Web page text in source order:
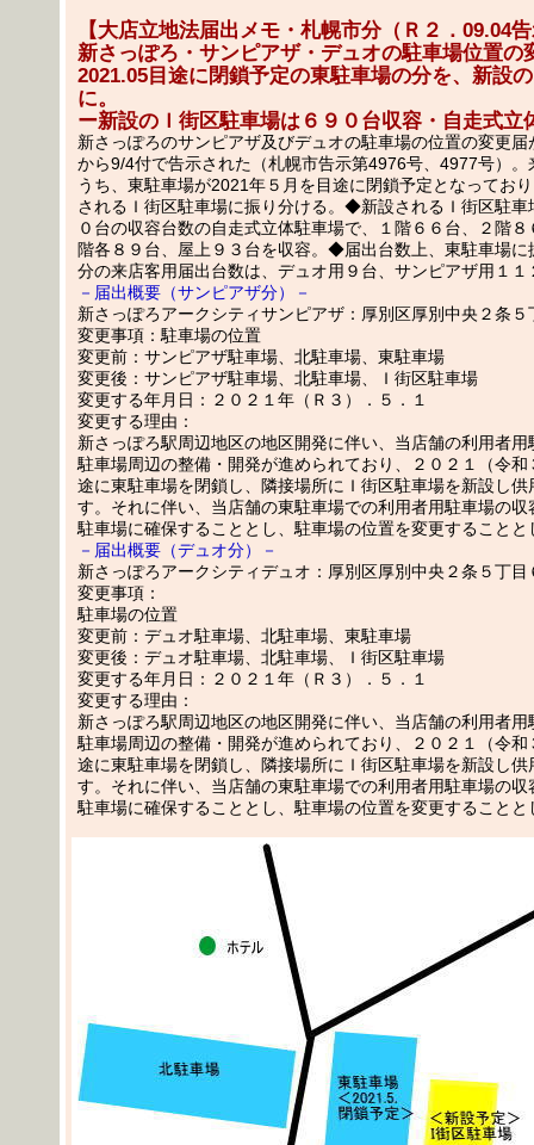
【大店立地法届出メモ・札幌市分（Ｒ２．09.04
新さっぽろ・サンピアザ・デュオの駐車場位置の
2021.05目途に閉鎖予定の東駐車場の分を、新設
に。
ー新設のＩ街区駐車場は６９０台収容・自走式立
新さっぽろのサンピアザ及びデュオの駐車場の位置の変更届
から9/4付で告示された（札幌市告示第4976号、4977号）。
うち、東駐車場が2021年５月を目途に閉鎖予定となってお
されるＩ街区駐車場に振り分ける。◆新設されるＩ街区駐車
０台の収容台数の自走式立体駐車場で、１階６６台、２階
階各８９台、屋上９３台を収容。◆届出台数上、東駐車場に
分の来店客用届出台数は、デュオ用９台、サンピアザ用１１
－届出概要（サンピアザ分）－
新さっぽろアークシティサンピアザ：厚別区厚別中央２条５
変更事項：駐車場の位置
変更前：サンピアザ駐車場、北駐車場、東駐車場
変更後：サンピアザ駐車場、北駐車場、Ｉ街区駐車場
変更する年月日：２０２１年（Ｒ３）．５．１
変更する理由：
新さっぽろ駅周辺地区の地区開発に伴い、当店舗の利用者用
駐車場周辺の整備・開発が進められており、２０２１（令和
途に東駐車場を閉鎖し、隣接場所にＩ街区駐車場を新設し供
す。それに伴い、当店舗の東駐車場での利用者用駐車場の収
駐車場に確保することとし、駐車場の位置を変更することと
－届出概要（デュオ分）－
新さっぽろアークシティデュオ：厚別区厚別中央２条５丁目
変更事項：
駐車場の位置
変更前：デュオ駐車場、北駐車場、東駐車場
変更後：デュオ駐車場、北駐車場、Ｉ街区駐車場
変更する年月日：２０２１年（Ｒ３）．５．１
変更する理由：
新さっぽろ駅周辺地区の地区開発に伴い、当店舗の利用者用
駐車場周辺の整備・開発が進められており、２０２１（令和
途に東駐車場を閉鎖し、隣接場所にＩ街区駐車場を新設し供
す。それに伴い、当店舗の東駐車場での利用者用駐車場の収
駐車場に確保することとし、駐車場の位置を変更することと